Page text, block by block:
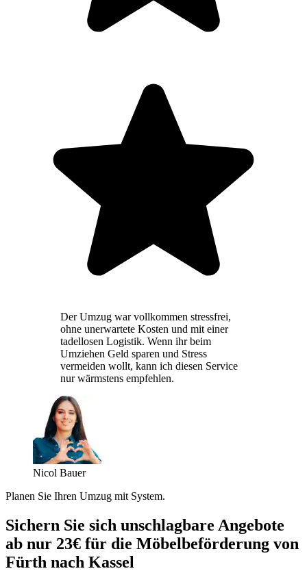
Der Umzug war vollkommen stressfrei,
ohne unerwartete Kosten und mit einer
tadellosen Logistik. Wenn ihr beim
Umziehen Geld sparen und Stress
vermeiden wollt, kann ich diesen Service
nur wärmstens empfehlen.
Nicol Bauer
Planen Sie Ihren Umzug mit System.
Sichern Sie sich unschlagbare Angebote
ab nur 23€ für die Möbelbeförderung von
Fürth nach Kassel